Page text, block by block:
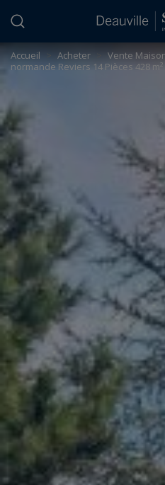
Accueil > Acheter > Vente
normande Reviers 14 Pièces 428 m²